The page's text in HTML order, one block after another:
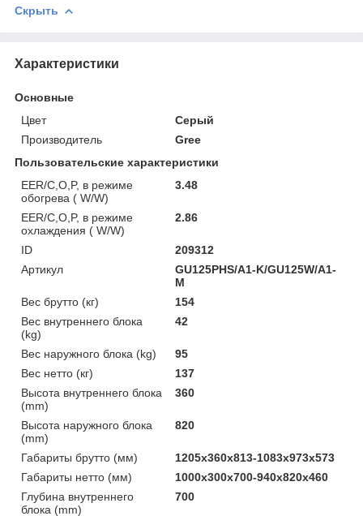
Скрыть
Характеристики
Основные
Цвет
Серый
Производитель
Gree
Пользовательские характеристики
EER/C,O,P, в режиме
обогрева ( W/W)
3.48
EER/C,O,P, в режиме
охлаждения ( W/W)
2.86
ID
209312
Артикул
GU125PHS/A1-K/GU125W/A1-
M
Вес брутто (кг)
154
Вес внутреннего блока
(kg)
42
Вес наружного блока (kg)
95
Вес нетто (кг)
137
Высота внутреннего блока
(mm)
360
Высота наружного блока
(mm)
820
Габариты брутто (мм)
1205x360x813-1083x973x573
Габариты нетто (мм)
1000x300x700-940x820x460
Глубина внутреннего
блока (mm)
700